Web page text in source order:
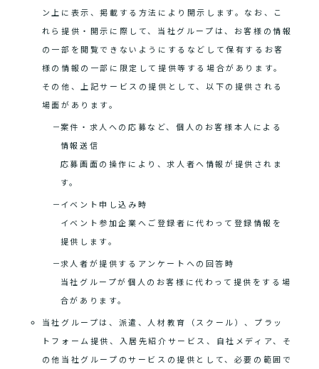
ン上に表示、掲載する方法により開示します。なお、こ
れら提供・開示に際して、当社グループは、お客様の情報
の一部を閲覧できないようにするなどして保有するお客
様の情報の一部に限定して提供等する場合があります。
その他、上記サービスの提供として、以下の提供される
場面があります。
案件・求人への応募など、個人のお客様本人による
情報送信
応募画面の操作により、求人者へ情報が提供されま
す。
イベント申し込み時
イベント参加企業へご登録者に代わって登録情報を
提供します。
求人者が提供するアンケートへの回答時
当社グループが個人のお客様に代わって提供をする場
合があります。
当社グループは、派遣、人材教育（スクール）、プラッ
トフォーム提供、入居先紹介サービス、自社メディア、そ
の他当社グループのサービスの提供として、必要の範囲で